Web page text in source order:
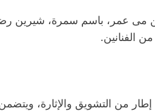
مى عمر، باسم سمرة، شيرين
الفنانين.
من التشويق والإثارة،